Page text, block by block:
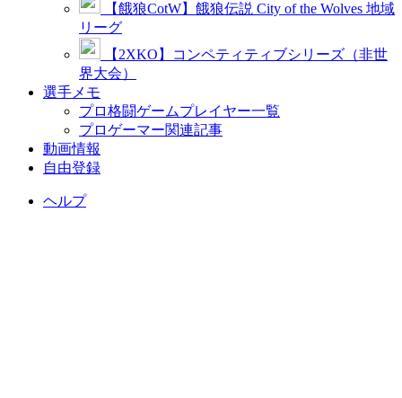
【餓狼CotW】餓狼伝説 City of the Wolves 地域
リーグ
【2XKO】コンペティティブシリーズ（非世
界大会）
選手メモ
プロ格闘ゲームプレイヤー一覧
プロゲーマー関連記事
動画情報
自由登録
ヘルプ